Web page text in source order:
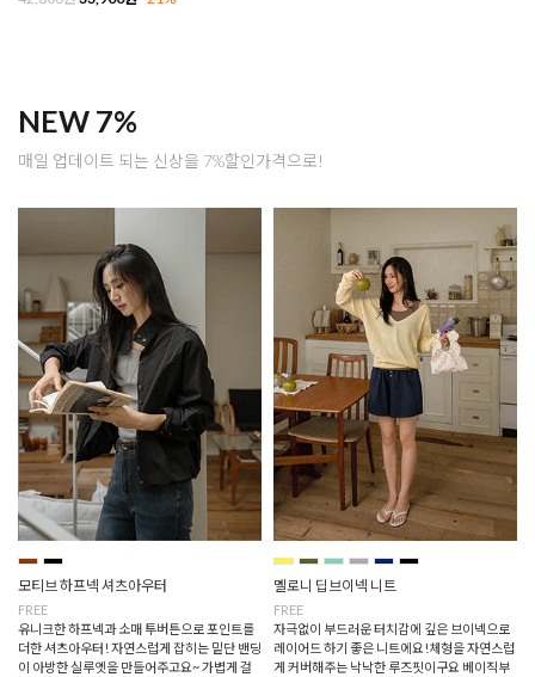
NEW 7%
매일 업데이트 되는 신상을 7%할인가격으로!
모티브 하프넥 셔츠아우터
FREE
유니크한 하프넥과 소매 투버튼으로 포인트를
더한 셔츠아우터! 자연스럽게 잡히는 밑단 밴딩
이 아방한 실루엣을 만들어주고요~ 가볍게 걸
멜로니 딥브이넥 니트
FREE
자극없이 부드러운 터치감에 깊은 브이넥으로
레이어드 하기 좋은 니트에요!체형을 자연스럽
게 커버해주는 낙낙한 루즈핏이구요 베이직부